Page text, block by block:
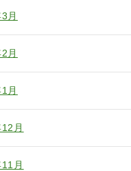
月
月
月
月
月